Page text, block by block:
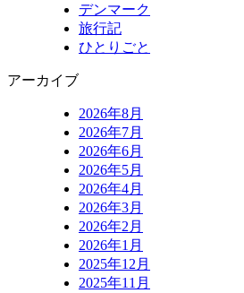
デンマーク
旅行記
ひとりごと
アーカイブ
2026年8月
2026年7月
2026年6月
2026年5月
2026年4月
2026年3月
2026年2月
2026年1月
2025年12月
2025年11月